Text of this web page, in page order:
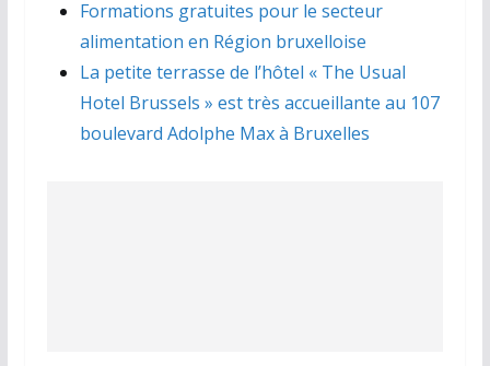
Formations gratuites pour le secteur
alimentation en Région bruxelloise
La petite terrasse de l’hôtel « The Usual
Hotel Brussels » est très accueillante au 107
boulevard Adolphe Max à Bruxelles